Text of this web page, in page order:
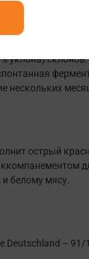
вина
уклона)
нескольких
острый
белому мясу.
Deutschland – 91/